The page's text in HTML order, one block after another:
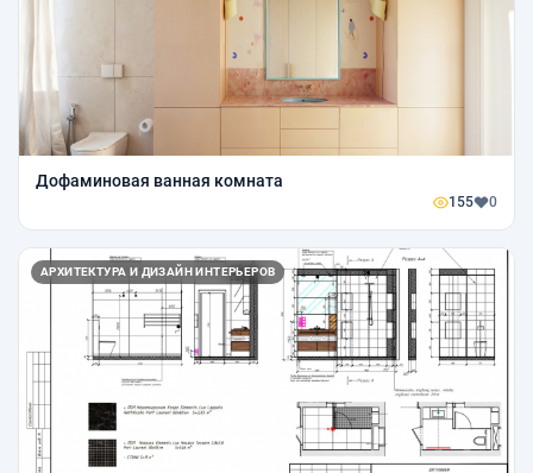
Дофаминовая ванная комната
155 0
АРХИТЕКТУРА И ДИЗАЙН ИНТЕРЬЕРОВ